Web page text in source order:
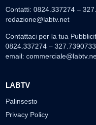
Contatti: 0824.337274 –
redazione@labtv.net
Contattaci per la tua
0824.337274 – 327.7390733
email:
LABTV
Palinsesto
Privacy Policy